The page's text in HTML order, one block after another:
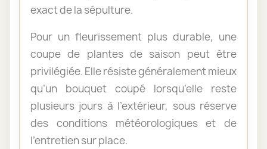
exact de la sépulture.
Pour un fleurissement plus durable, une
coupe de plantes de saison peut être
privilégiée. Elle résiste généralement mieux
qu’un bouquet coupé lorsqu’elle reste
plusieurs jours à l’extérieur, sous réserve
des conditions météorologiques et de
l’entretien sur place.